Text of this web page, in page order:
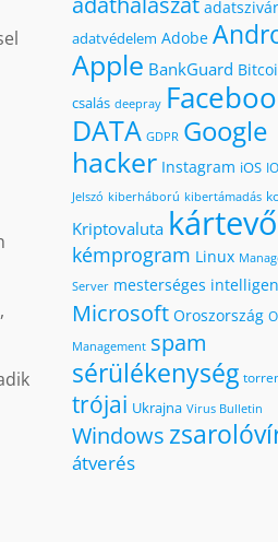
adatvédelem Adobe
Apple BankGuard
csalás deepray
DATA GDPR Google
hacker Instagram iOS
Jelszó kiberháború kibertámadás
Kriptovaluta kártevő
kémprogram Linux
Server mesterséges
Microsoft Oroszország
Management spam
sérülékenység
trójai Ukrajna Virus Bulletin
Windows
átverés